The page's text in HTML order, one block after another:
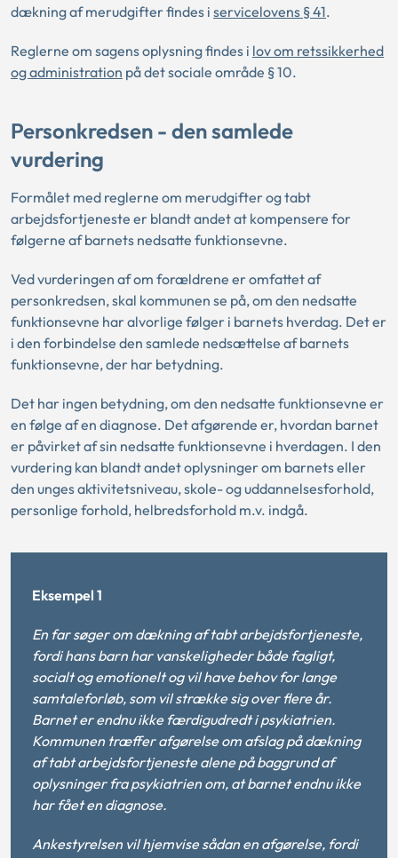
dækning af merudgifter findes i servicelovens § 41.
Reglerne om sagens oplysning findes i lov om retssikkerhed
og administration på det sociale område § 10.
Personkredsen - den samlede
vurdering
Formålet med reglerne om merudgifter og tabt
arbejdsfortjeneste er blandt andet at kompensere for
følgerne af barnets nedsatte funktionsevne.
Ved vurderingen af om forældrene er omfattet af
personkredsen, skal kommunen se på, om den nedsatte
funktionsevne har alvorlige følger i barnets hverdag. Det er
i den forbindelse den samlede nedsættelse af barnets
funktionsevne, der har betydning.
Det har ingen betydning, om den nedsatte funktionsevne er
en følge af en diagnose. Det afgørende er, hvordan barnet
er påvirket af sin nedsatte funktionsevne i hverdagen. I den
vurdering kan blandt andet oplysninger om barnets eller
den unges aktivitetsniveau, skole- og uddannelsesforhold,
personlige forhold, helbredsforhold m.v. indgå.
Eksempel 1
En far søger om dækning af tabt arbejdsfortjeneste,
fordi hans barn har vanskeligheder både fagligt,
socialt og emotionelt og vil have behov for lange
samtaleforløb, som vil strække sig over flere år.
Barnet er endnu ikke færdigudredt i psykiatrien.
Kommunen træffer afgørelse om afslag på dækning
af tabt arbejdsfortjeneste alene på baggrund af
oplysninger fra psykiatrien om, at barnet endnu ikke
har fået en diagnose.
Ankestyrelsen vil hjemvise sådan en afgørelse, fordi